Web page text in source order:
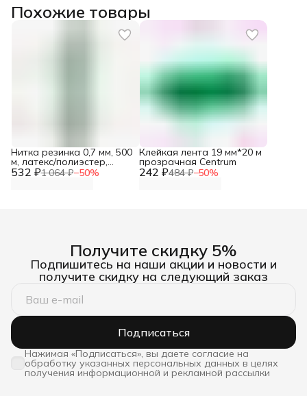
Похожие товары
532 ₽1 064 ₽−50%
Нитка резинка 0,7 мм, 500
м, латекс/полиэстер,
Айрис 242 ₽484 ₽−50%
Клейкая лента 19 мм*20 м
прозрачная Centrum
Получите скидку 5%
Подпишитесь на наши акции и новости и
получите скидку на следующий заказ
Подписаться
Нажимая «Подписаться», вы даете согласие на
обработку указанных персональных данных в целях
получения информационной и рекламной рассылки